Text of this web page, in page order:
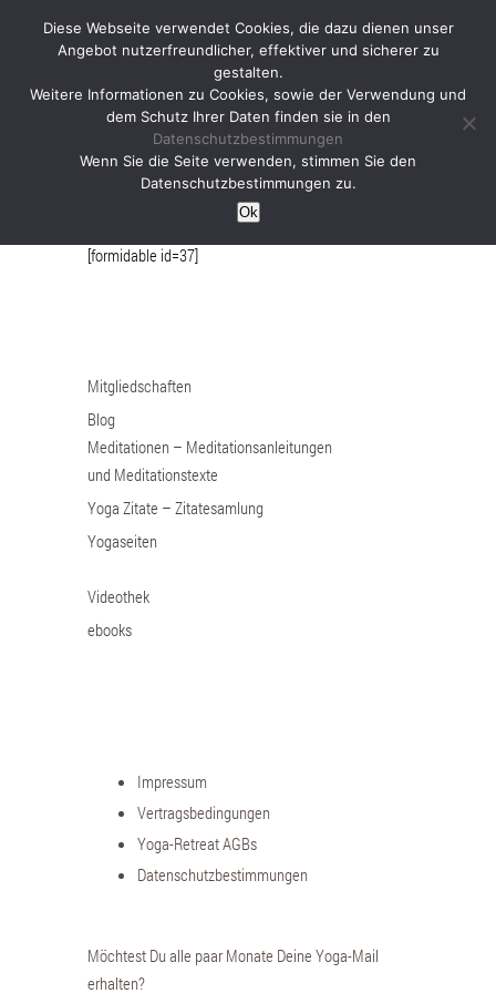
Umfrage
[formidable id=37]
Mitgliedschaften
Blog
Meditationen – Meditationsanleitungen
und Meditationstexte
Yoga Zitate – Zitatesamlung
Yogaseiten
Videothek
ebooks
Impressum
Vertragsbedingungen
Yoga-Retreat AGBs
Datenschutzbestimmungen
Möchtest Du alle paar Monate Deine Yoga-Mail
erhalten?
Diese Webseite verwendet Cookies, die dazu dienen unser
Angebot nutzerfreundlicher, effektiver und sicherer zu
gestalten.
Weitere Informationen zu Cookies, sowie der Verwendung und
dem Schutz Ihrer Daten finden sie in den
Datenschutzbestimmungen
Wenn Sie die Seite verwenden, stimmen Sie den
Datenschutzbestimmungen zu.
Ok